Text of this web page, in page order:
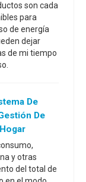
son cada
para
de energía
dejar
de mi tiempo
De
De
y otras
del total de